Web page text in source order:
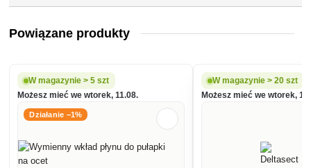
Powiązane produkty
W magazynie > 5 szt
Możesz mieć we wtorek, 11.08.
Działanie −1%
W magazynie > 20 szt
Możesz mieć we wtorek,